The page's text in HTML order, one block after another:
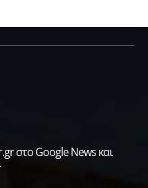
στο Google News και